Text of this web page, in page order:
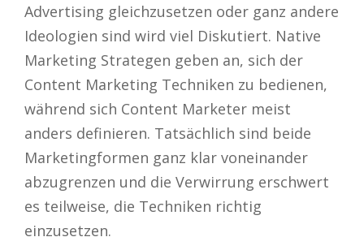
Advertising gleichzusetzen oder ganz andere
Ideologien sind wird viel Diskutiert. Native
Marketing Strategen geben an, sich der
Content Marketing Techniken zu bedienen,
während sich Content Marketer meist
anders definieren. Tatsächlich sind beide
Marketingformen ganz klar voneinander
abzugrenzen und die Verwirrung erschwert
es teilweise, die Techniken richtig
einzusetzen.